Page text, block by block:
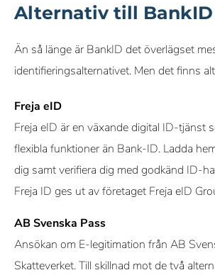
Alternativ till BankID
Än så länge är BankID det överlägset
identifieringsalternativet. Men det finns
Freja eID
Freja eID är en växande digital ID-tjänst
flexibla funktioner än Bank-ID. Ladda
dig samt verifiera dig med godkänd ID-
Freja ID ges ut av företaget Freja eID
AB Svenska Pass
Ansökan om E-legitimation från AB
Skatteverket. Till skillnad mot de två